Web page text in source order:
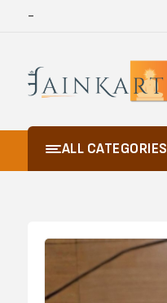
-
ALL CATEGORIES